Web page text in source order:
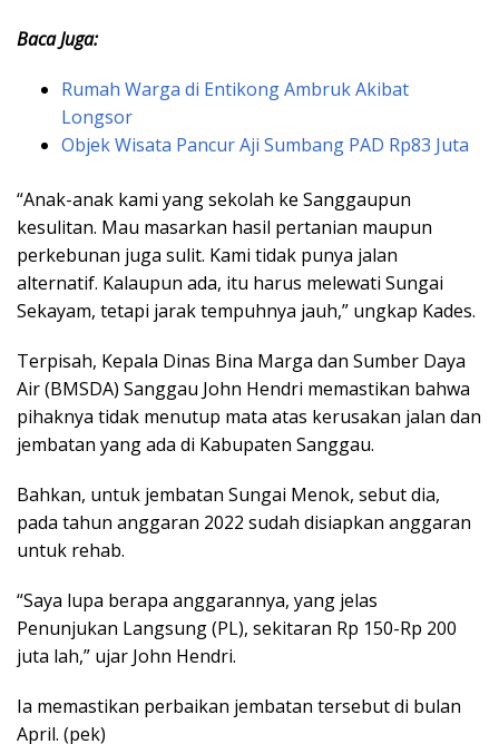
Baca Juga:
Rumah Warga di Entikong Ambruk Akibat
Longsor
Objek Wisata Pancur Aji Sumbang PAD Rp83 Juta
“Anak-anak kami yang sekolah ke Sanggaupun
kesulitan. Mau masarkan hasil pertanian maupun
perkebunan juga sulit. Kami tidak punya jalan
alternatif. Kalaupun ada, itu harus melewati Sungai
Sekayam, tetapi jarak tempuhnya jauh,” ungkap Kades.
Terpisah, Kepala Dinas Bina Marga dan Sumber Daya
Air (BMSDA) Sanggau John Hendri memastikan bahwa
pihaknya tidak menutup mata atas kerusakan jalan dan
jembatan yang ada di Kabupaten Sanggau.
Bahkan, untuk jembatan Sungai Menok, sebut dia,
pada tahun anggaran 2022 sudah disiapkan anggaran
untuk rehab.
“Saya lupa berapa anggarannya, yang jelas
Penunjukan Langsung (PL), sekitaran Rp 150-Rp 200
juta lah,” ujar John Hendri.
Ia memastikan perbaikan jembatan tersebut di bulan
April. (pek)